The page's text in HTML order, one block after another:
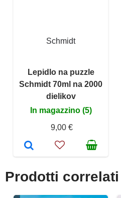
Schmidt
Lepidlo na puzzle
Schmidt 70ml na 2000
dielikov
In magazzino (5)
9,00 €
Prodotti correlati